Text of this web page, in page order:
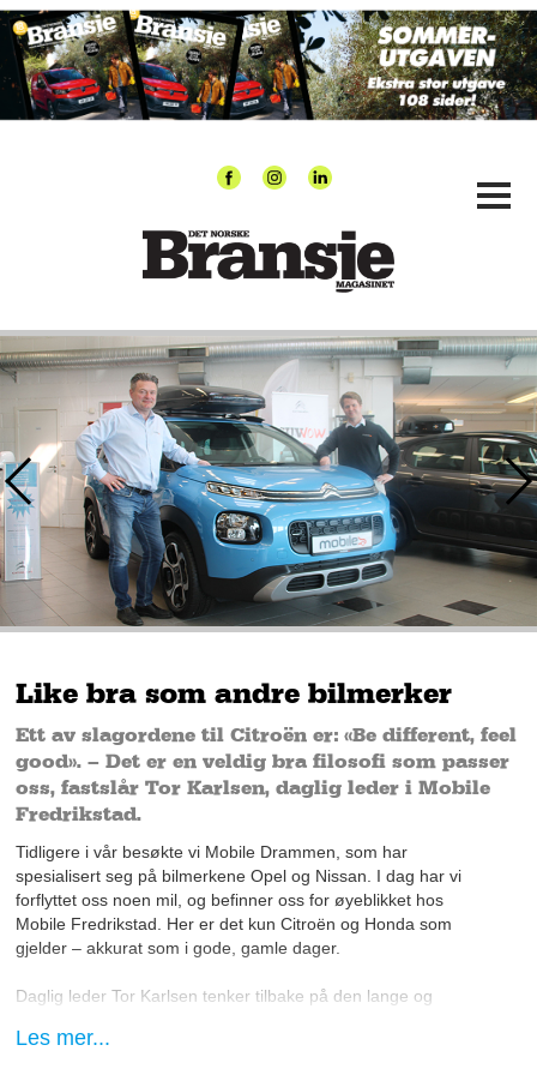
Like bra som andre bilmerker
Ett av slagordene til Citroën er: «Be different, feel
good». – Det er en veldig bra filosofi som passer
oss, fastslår Tor Karlsen, daglig leder i Mobile
Fredrikstad.
Tidligere i vår besøkte vi Mobile Drammen, som har
spesialisert seg på bilmerkene Opel og Nissan. I dag har vi
forflyttet oss noen mil, og befinner oss for øyeblikket hos
Mobile Fredrikstad. Her er det kun Citroën og Honda som
gjelder – akkurat som i gode, gamle dager.
Daglig leder Tor Karlsen tenker tilbake på den lange og
nøyaktig 60 år siden.
Les mer...